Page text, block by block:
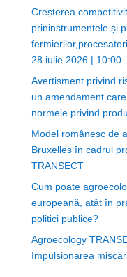
Creșterea
prininstrumentele și
28 iulie 2026 | 10:00
Avertisment privind
un amendament
normele privind
Model românesc de
Bruxelles în cadrul
TRANSECT
Cum poate
europeană, atât în
politici publice?
Agroecology
Impulsionarea